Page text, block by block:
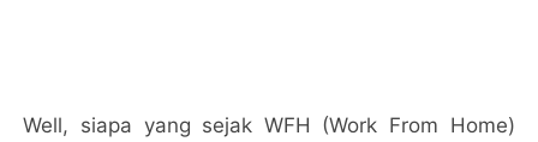
Well, siapa yang sejak WFH (Work From Home)